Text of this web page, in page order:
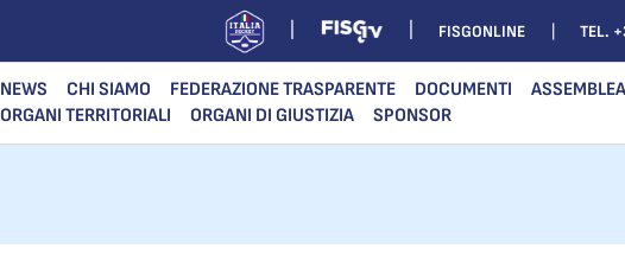
FISGONLINE TEL.
NEWS CHI SIAMO FEDERAZIONE TRASPARENTE DOCUMENTI
ORGANI TERRITORIALI
ORGANI DI GIUSTIZIA SPONSOR